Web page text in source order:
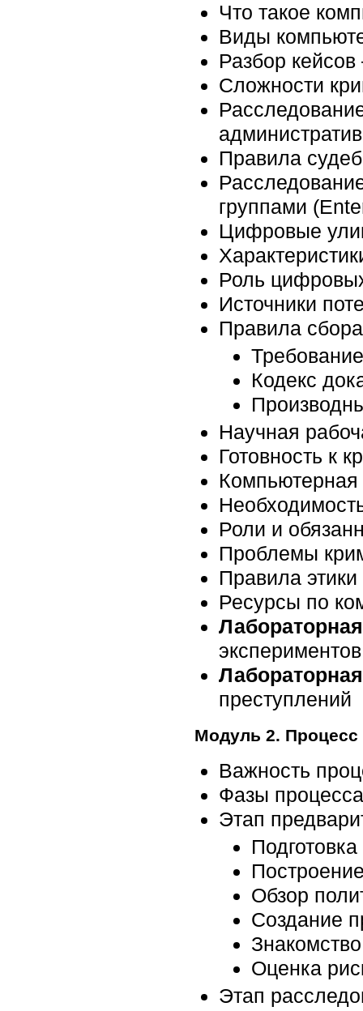
Что такое
Виды
Разбор
Сложности
Правила
группами
Цифровые
Роль
Источники
Правила
Кодекс
Научная
Готовность к
Компьютерная
Роли и
Проблемы
Правила этики
Ресурсы по
экспериментов
преступлений
Модуль 2.
Важность
Фазы
Этап
Обзор
Создание
Оценка
Этап